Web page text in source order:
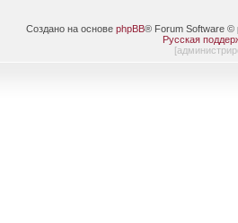
Создано на основе phpBB® Forum Software ©
Русская
[